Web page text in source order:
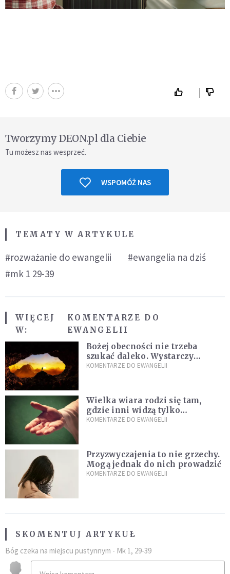
Tworzymy DEON.pl dla Ciebie
Tu możesz nas wesprzeć.
WSPOMÓŻ NAS
TEMATY W ARTYKULE
#rozważanie do ewangelii
#ewangelia na dziś
#mk 1 29-39
WIĘCEJ
W:
KOMENTARZE DO
EWANGELII
Bożej obecności nie trzeba
szukać daleko. Wystarczy
nauczyć się słuchać
KOMENTARZE DO EWANGELII
Wielka wiara rodzi się tam,
gdzie inni widzą tylko
przeszkody
KOMENTARZE DO EWANGELII
Przyzwyczajenia to nie grzechy.
Mogą jednak do nich prowadzić
KOMENTARZE DO EWANGELII
SKOMENTUJ ARTYKUŁ
Bóg czeka na miejscu pustynnym - Mk 1, 29-39